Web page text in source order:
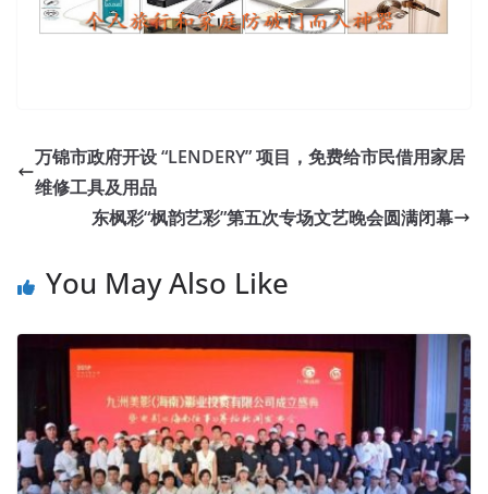
万锦市政府开设 “LENDERY” 项目，免费给市民借用家居
维修工具及用品
东枫彩“枫韵艺彩”第五次专场文艺晚会圆满闭幕
You May Also Like